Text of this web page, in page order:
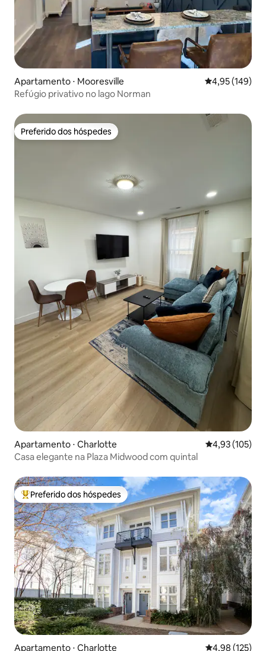
Apartamento ⋅ Mooresville 4,95 de uma
4,95 (149)
Refúgio privativo no lago Norman
Preferido dos hóspedes
Preferido dos hóspedes
Apartamento ⋅ Charlotte 4,93 de uma
4,93 (105)
Casa elegante na Plaza Midwood com quintal
Entre os melhores preferidos dos hóspedes
Preferido dos hóspedes
Apartamento ⋅ Charlotte 4,98 de uma
4,98 (125)